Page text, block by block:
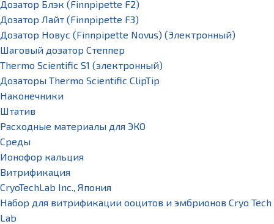
Дозатор Блэк (Finnpipette F2)
Дозатор Лайт (Finnpipette F3)
Дозатор Новус (Finnpipette Novus) (Электронный)
Шаговый дозатор Степпер
Thermo Scientific S1 (электронный)
Дозаторы Thermo Scientific ClipTip
Наконечники
Штатив
Расходные материалы для ЭКО
Среды
Ионофор кальция
Витрификация
CryoTechLab Inc., Япония
Набор для витрификации ооцитов и эмбрионов Cryo Tech
Lab